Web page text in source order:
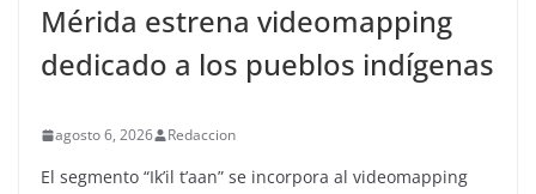
Mérida estrena videomapping
dedicado a los pueblos indígenas
agosto 6, 2026 Redaccion
El segmento “Ik’il t’aan” se incorpora al videomapping